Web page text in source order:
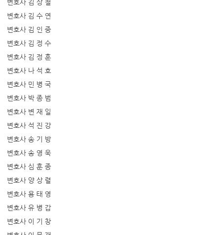
변호사 김 상 철
변호사 김 수 연
변호사 김 인 중
변호사 김 정 수
변호사 김 정 훈
변호사 나 석 호
변호사 민 병 국
변호사 박 종 범
변호사 변 재 일
변호사 석 진 강
변호사 송 기 방
변호사 송 영 욱
변호사 심 훈 종
변호사 양 상 렬
변호사 용 태 영
변호사 유 병 갑
변호사 이 기 창